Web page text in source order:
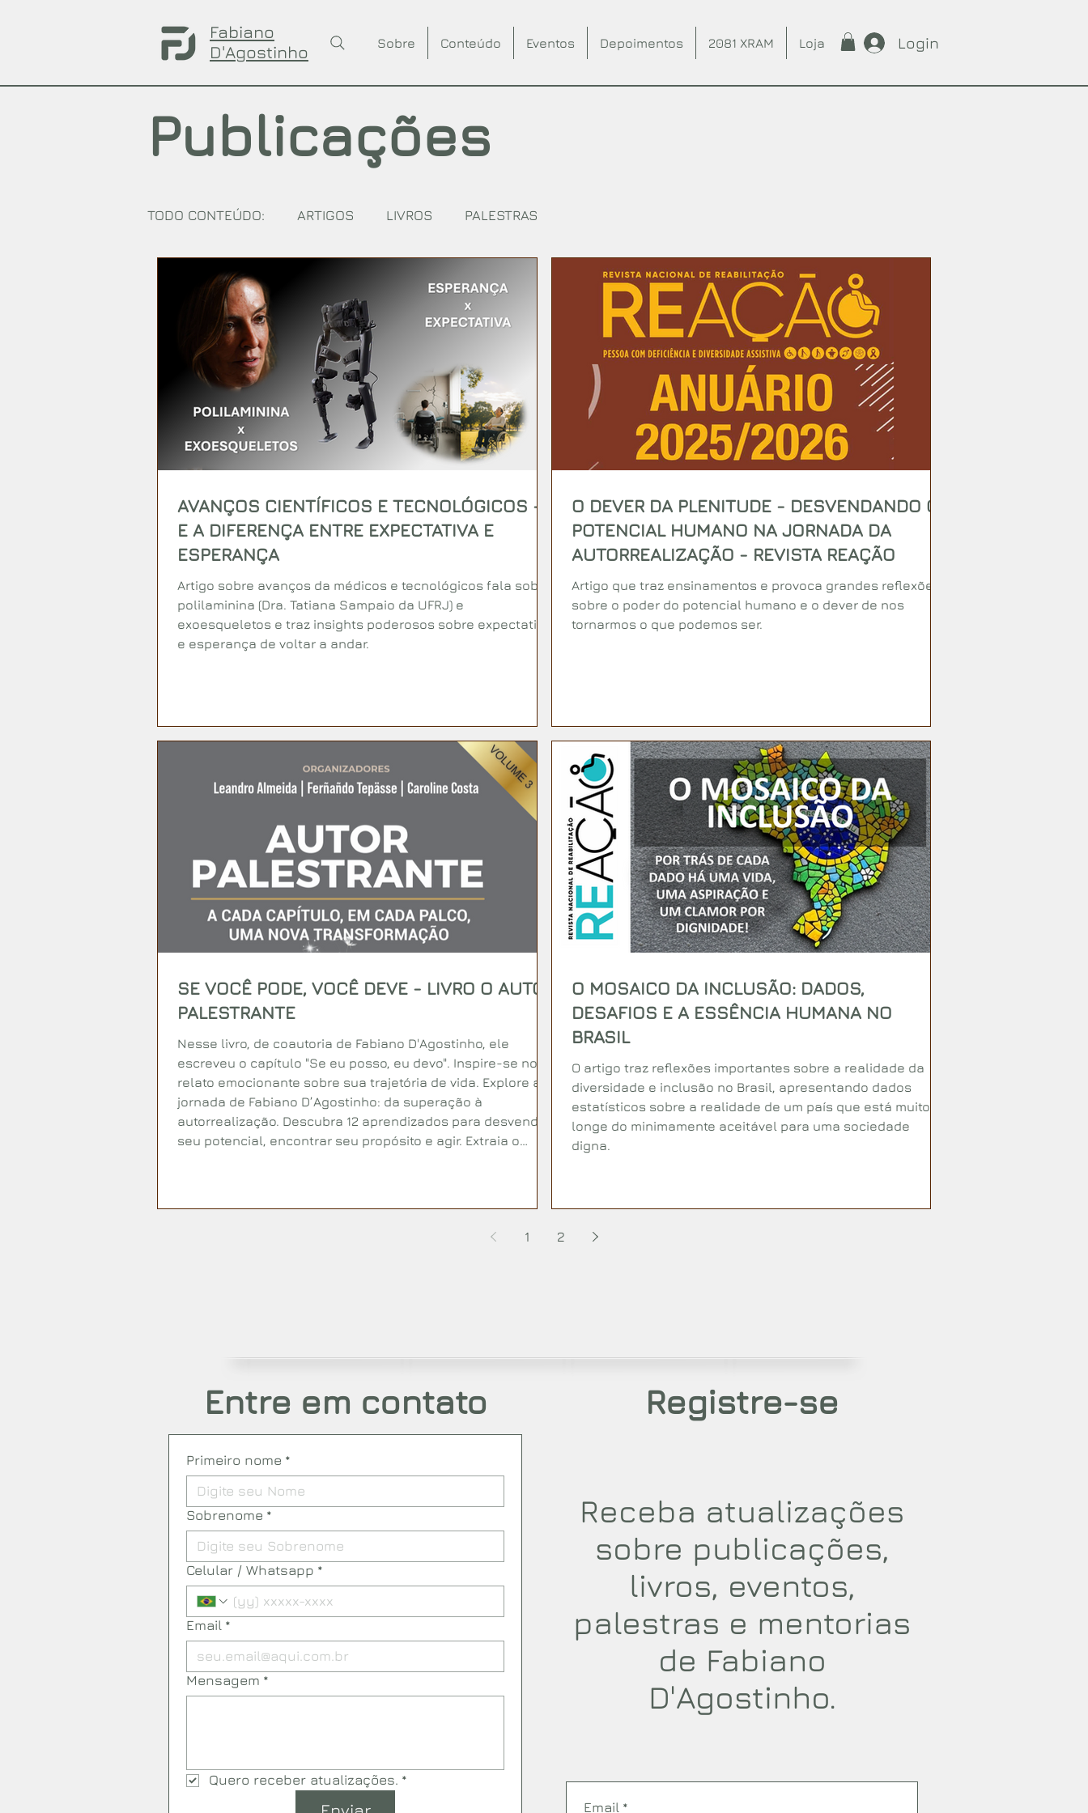
Fabiano
D'Agostinho
Sobre Conteúdo Eventos Depoimentos 2081 XRAM Loja Login
Publicações
TODO CONTEÚDO: ARTIGOS LIVROS PALESTRAS
AVANÇOS CIENTÍFICOS E TECNOLÓGICOS —
E A DIFERENÇA ENTRE EXPECTATIVA E
ESPERANÇA
Artigo sobre avanços da médicos e tecnológicos fala sobre
polilaminina (Dra. Tatiana Sampaio da UFRJ) e
exoesqueletos e traz insights poderosos sobre expectativa
e esperança de voltar a andar.
O DEVER DA PLENITUDE - DESVENDANDO O
POTENCIAL HUMANO NA JORNADA DA
AUTORREALIZAÇÃO - REVISTA REAÇÃO
Artigo que traz ensinamentos e provoca grandes reflexões
sobre o poder do potencial humano e o dever de nos
tornarmos o que podemos ser.
SE VOCÊ PODE, VOCÊ DEVE - LIVRO O AUTOR
PALESTRANTE
Nesse livro, de coautoria de Fabiano D'Agostinho, ele
escreveu o capítulo "Se eu posso, eu devo". Inspire-se no
relato emocionante sobre sua trajetória de vida. Explore a
jornada de Fabiano D’Agostinho: da superação à
autorrealização. Descubra 12 aprendizados para desvendar
seu potencial, encontrar seu propósito e agir. Extraia o
O MOSAICO DA INCLUSÃO: DADOS,
DESAFIOS E A ESSÊNCIA HUMANA NO
BRASIL
O artigo traz reflexões importantes sobre a realidade da
diversidade e inclusão no Brasil, apresentando dados
estatísticos sobre a realidade de um país que está muito
longe do minimamente aceitável para uma sociedade
digna.
1 2
Entre em contato
Primeiro nome *
Sobrenome *
Celular / Whatsapp *
Email *
Mensagem *
Quero receber atualizações. *
Registre-se
Receba atualizações
sobre publicações,
livros, eventos,
palestras e mentorias
de Fabiano
D'Agostinho.
Email *